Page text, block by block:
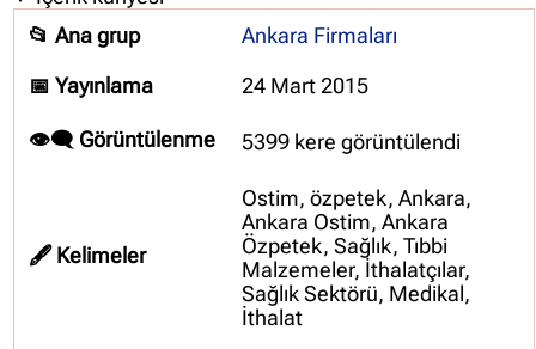
📂 Ana grup
Ankara Firmaları
📅 Yayınlama 24 Mart 2015
👁️‍🗨️ Görüntülenme 5399 kere görüntülendi
🖋️ Kelimeler
Ostim, özpetek, Ankara,
Ankara Ostim, Ankara
Özpetek, Sağlık, Tıbbi
Malzemeler, İthalatçılar,
Sağlık Sektörü, Medikal,
İthalat